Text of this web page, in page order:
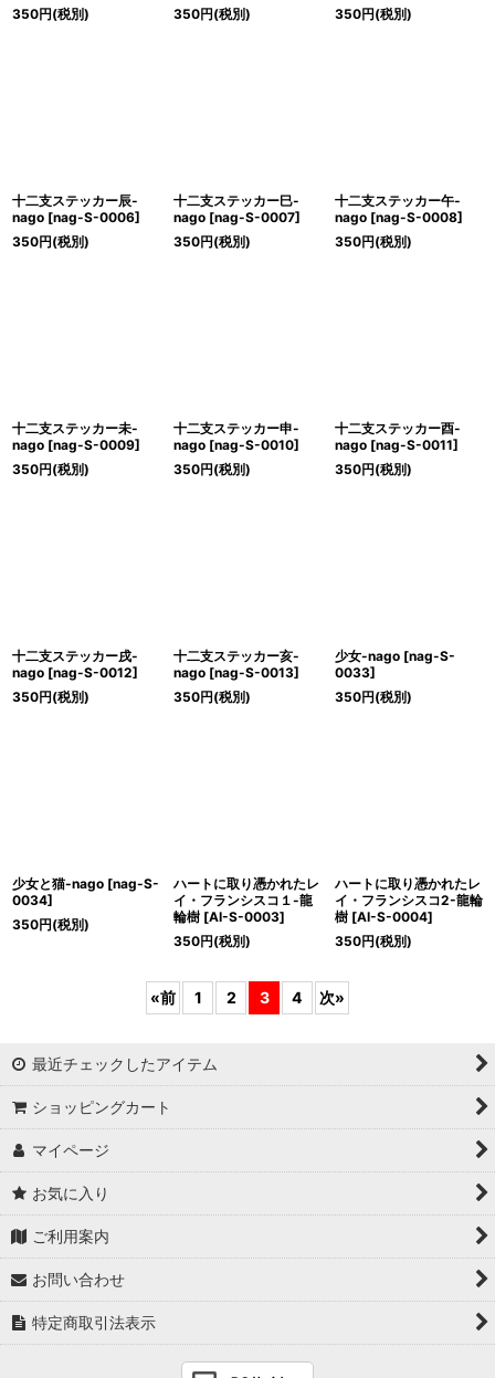
350円(税別)
350円(税別)
350円(税別)
十二支ステッカー辰-
nago [nag-S-0006]
350円(税別)
十二支ステッカー巳-
nago [nag-S-0007]
350円(税別)
十二支ステッカー午-
nago [nag-S-0008]
350円(税別)
十二支ステッカー未-
nago [nag-S-0009]
350円(税別)
十二支ステッカー申-
nago [nag-S-0010]
350円(税別)
十二支ステッカー酉-
nago [nag-S-0011]
350円(税別)
十二支ステッカー戌-
nago [nag-S-0012]
350円(税別)
十二支ステッカー亥-
nago [nag-S-0013]
350円(税別)
少女-nago [nag-S-
0033]
350円(税別)
少女と猫-nago [nag-S-
0034]
350円(税別)
ハートに取り憑かれたレ
イ・フランシスコ１-龍
輪樹 [AI-S-0003]
350円(税別)
ハートに取り憑かれたレ
イ・フランシスコ2-龍輪
樹 [AI-S-0004]
350円(税別)
«前 1 2 3 4 次»
最近チェックしたアイテム
ショッピングカート
マイページ
お気に入り
ご利用案内
お問い合わせ
特定商取引法表示